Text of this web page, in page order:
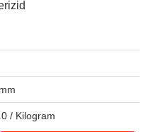
/ Kilogram